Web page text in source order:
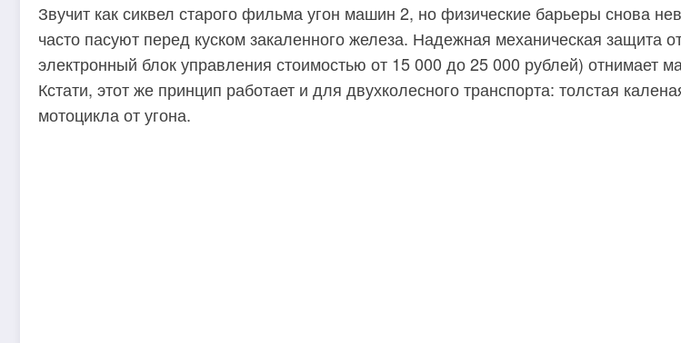
Звучит как сиквел старого фильма угон машин 2, но физические барьеры снова
часто пасуют перед куском закаленного железа. Надежная механическая защита
электронный блок управления стоимостью от 15 000 до 25 000 рублей) отнимает
Кстати, этот же принцип работает и для двухколесного транспорта: толстая
мотоцикла от угона.